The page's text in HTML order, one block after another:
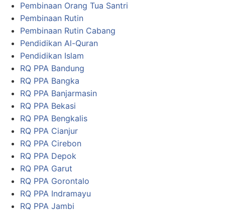
Pembinaan Orang Tua Santri
Pembinaan Rutin
Pembinaan Rutin Cabang
Pendidikan Al-Quran
Pendidikan Islam
RQ PPA Bandung
RQ PPA Bangka
RQ PPA Banjarmasin
RQ PPA Bekasi
RQ PPA Bengkalis
RQ PPA Cianjur
RQ PPA Cirebon
RQ PPA Depok
RQ PPA Garut
RQ PPA Gorontalo
RQ PPA Indramayu
RQ PPA Jambi